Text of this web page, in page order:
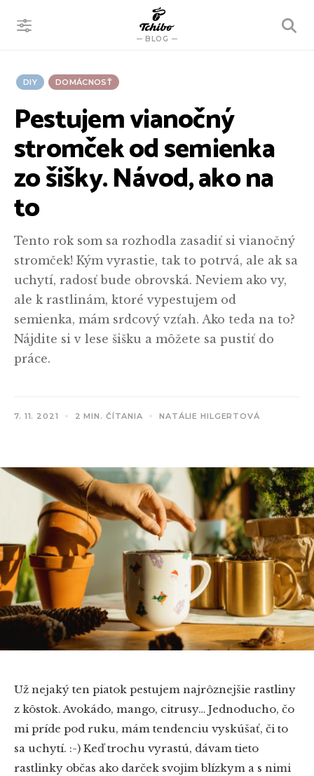
BLOG
VYHĽADÁVANIE
DIY DOMÁCNOSŤ
Pestujem vianočný
stromček od semienka
zo šišky. Návod, ako na
to
Tento rok som sa rozhodla zasadiť si vianočný
stromček! Kým vyrastie, tak to potrvá, ale ak sa
uchytí, radosť bude obrovská. Neviem ako vy,
ale k rastlinám, ktoré vypestujem od
semienka, mám srdcový vzťah. Ako teda na to?
Nájdite si v lese šišku a môžete sa pustiť do
práce.
7. 11. 2021 2 MIN. ČÍTANIA NATÁLIE HILGERTOVÁ
Už nejaký ten piatok pestujem najrôznejšie rastliny
z kôstok. Avokádo, mango, citrusy… Jednoducho, čo
mi príde pod ruku, mám tendenciu vyskúšať, či to
sa uchytí. :-) Keď trochu vyrastú, dávam tieto
rastlinky občas ako darček svojim blízkym a s nimi